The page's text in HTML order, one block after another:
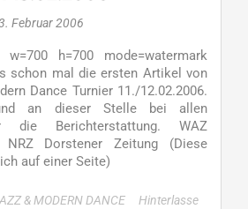
Februar 2006
w=700 h=700 mode=watermark
schon mal die ersten Artikel von
Dance Turnier 11./12.02.2006.
an dieser Stelle bei allen
die Berichterstattung. WAZ
NRZ Dorstener Zeitung (Diese
auf einer Seite)
& MODERN DANCE
Hinterlasse